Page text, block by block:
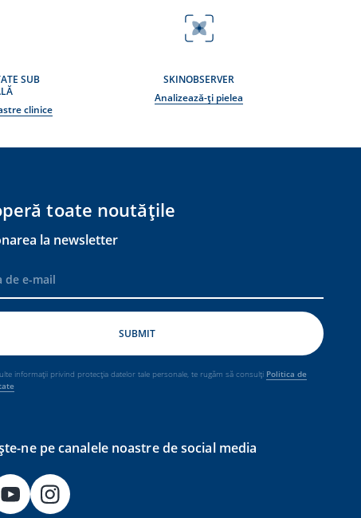
SUB
clinice
SKINOBSERVER
Analizează-ți pielea
toate noutățile
la newsletter
informații privind protecția datelor tale personale, te rugăm să consulți Politica de
ne pe canalele noastre de social media